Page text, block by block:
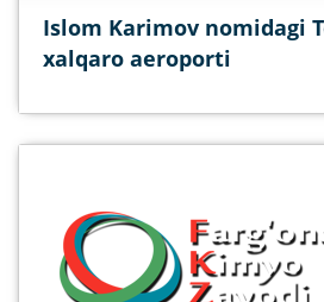
Islom Karimov nomidagi
xalqaro aeroporti